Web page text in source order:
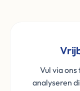
Vul via
analyseren